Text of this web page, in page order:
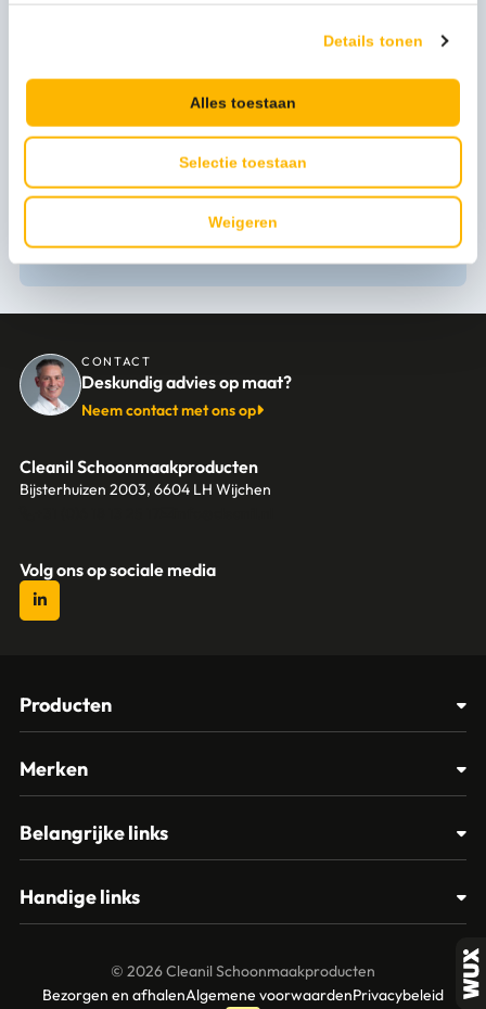
Details tonen
Alles toestaan
Selectie toestaan
Weigeren
TouchFree
Persoonlijk advies nodig?
Stel een vraag
CONTACT
Deskundig advies op maat?
Neem contact met ons op
Cleanil Schoonmaakproducten
Bijsterhuizen 2003, 6604 LH Wijchen
Volg ons op sociale media
Producten
Glasbewassing
Materialen
Papier – Dispensers - Toiletinrichting
Merken
Spectro
Vikan
Vileda
Belangrijke links
Contact
Mijn account
Handige links
Over ons
© 2026 Cleanil Schoonmaakproducten
Bezorgen en afhalenAlgemene voorwaardenPrivacybeleid